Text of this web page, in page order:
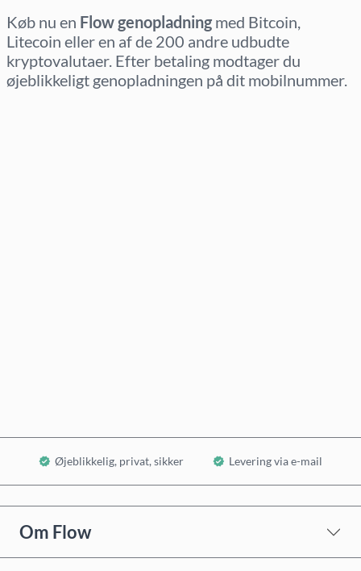
Køb nu en Flow genopladning med Bitcoin,
Litecoin eller en af de 200 andre udbudte
kryptovalutaer. Efter betaling modtager du
øjeblikkeligt genopladningen på dit mobilnummer.
Øjeblikkelig, privat, sikker Levering via e-mail
Om Flow